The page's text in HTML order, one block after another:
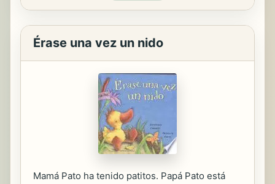
Érase una vez un nido
Mamá Pato ha tenido patitos. Papá Pato está